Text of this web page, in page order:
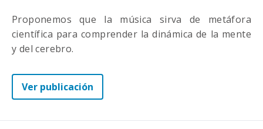
Proponemos que la música sirva de metáfora
científica para comprender la dinámica de la mente
y del cerebro.
Ver publicación